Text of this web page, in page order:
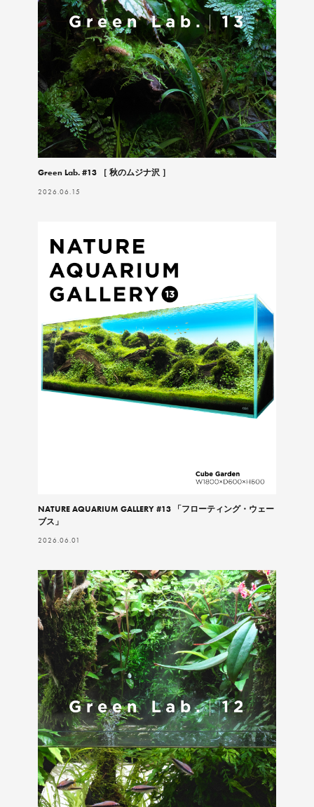
Green Lab. #13 ［ 秋のムジナ沢 ］
2026.06.15
NATURE AQUARIUM GALLERY #13 「フローティング・ウェー
ブス」
2026.06.01